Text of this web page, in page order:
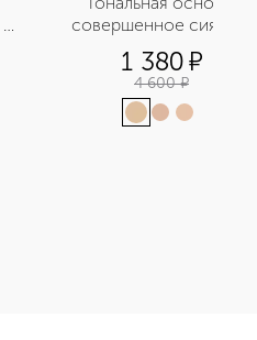
1 380¤
4 600 ¤